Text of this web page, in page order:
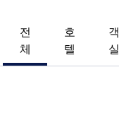
전
체
호
텔
객
실